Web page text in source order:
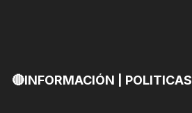
🔴INFORMACIÓN | POLITICAS